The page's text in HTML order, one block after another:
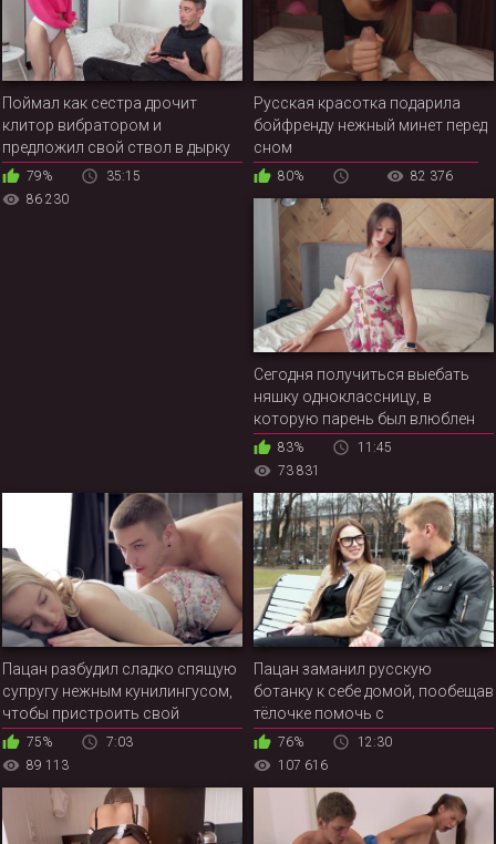
Поймал как сестра дрочит
клитор вибратором и
предложил свой ствол в дырку
79%
35:15
86 230
Русская красотка подарила
бойфренду нежный минет перед
сном
80% 82 376
Сегодня получиться выебать
няшку одноклассницу, в
которую парень был влюблен
тогда83%
11:45
73 831
Пацан разбудил сладко спящую
супругу нежным кунилингусом,
чтобы пристроить свой
возбужденный член между ног
русской красотки
75%
7:03
89 113
Пацан заманил русскую
ботанку к себе домой, пообещав
тёлочке помочь с
начертательной геометрией
76%
12:30
107 616